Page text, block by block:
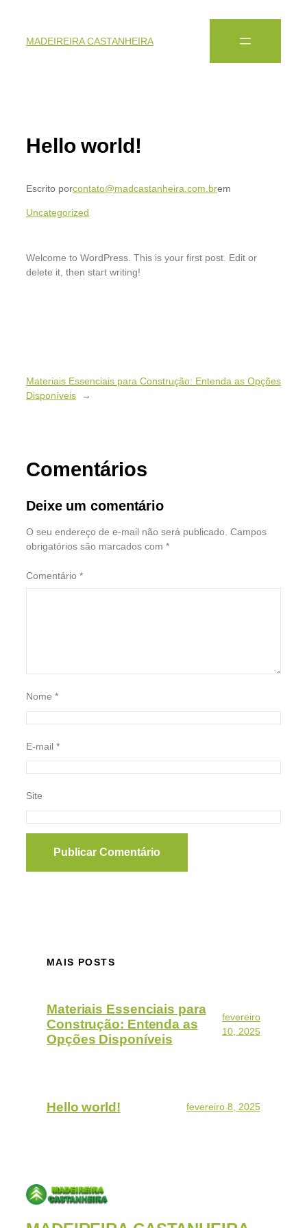
MADEIREIRA CASTANHEIRA
Hello world!
Escrito porcontato@madcastanheira.com.brem
Uncategorized
Welcome to WordPress. This is your first post. Edit or
delete it, then start writing!
Materiais Essenciais para Construção: Entenda as Opções
Disponíveis
→
Comentários
Deixe um comentário
O seu endereço de e-mail não será publicado. Campos
obrigatórios são marcados com *
Comentário *
Nome *
E-mail *
Site
MAIS POSTS
Materiais Essenciais para
Construção: Entenda as
Opções Disponíveis
fevereiro
10, 2025
Hello world! fevereiro 8, 2025